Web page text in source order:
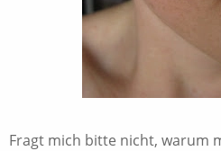
Fragt mich bitte nicht, warum